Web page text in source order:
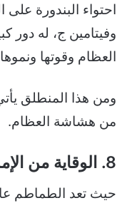
احتواء البندورة
وفيتامين ج، له دور
العظام وقوتها
ومن هذا المنطلق
من هشاشة العظام.
8. الوقاية من الإمساك
حيث تعد الطماطم